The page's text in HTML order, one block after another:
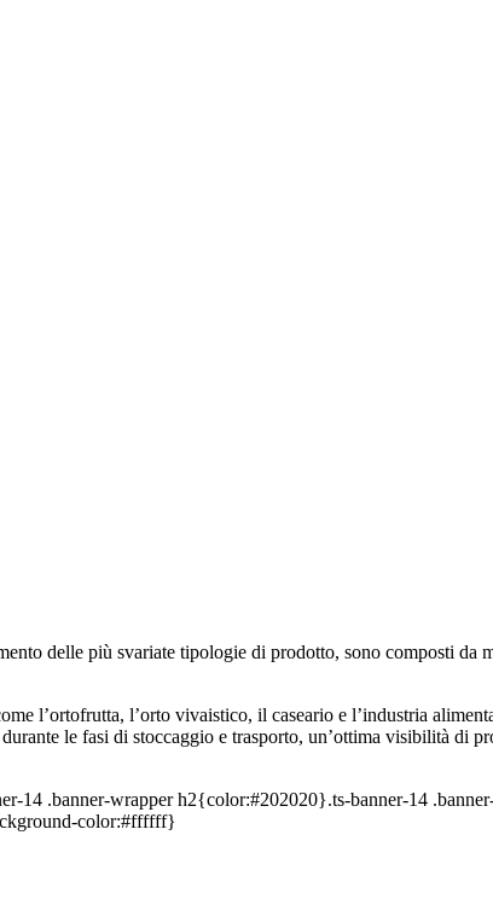
delle più svariate tipologie di prodotto, sono composti
l’ortofrutta, l’orto vivaistico, il caseario e l’industria
le fasi di stoccaggio e trasporto, un’ottima visibilità
14 .banner-wrapper h2{color:#202020}.ts-banner-14
color:#ffffff}